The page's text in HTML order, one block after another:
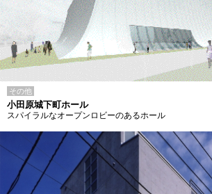
その他
小田原城下町ホール
スパイラルなオープンロビーのあるホール